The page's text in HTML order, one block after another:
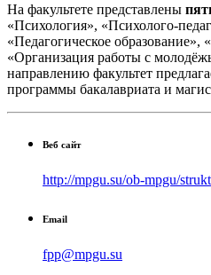
На факультете представлены
«Психология», «Психолого-
«Педагогическое образование»,
«Организация работы с
направлению факультет
программы бакалавриата и
Веб сайт
http://mpgu.su/ob-mpgu/
Email
fpp@mpgu.su